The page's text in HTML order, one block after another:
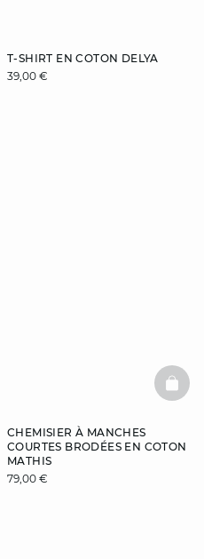
T-SHIRT EN COTON DELYA
39,00 €
CHEMISIER À MANCHES
COURTES BRODÉES EN COTON
MATHIS
79,00 €